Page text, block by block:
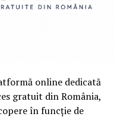
să filtreze lumina și
de energia necesară
un plus de
online dedicată
gratuit din România,
în funcție de